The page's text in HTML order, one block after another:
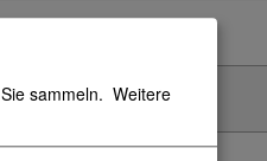
sammeln. Weitere